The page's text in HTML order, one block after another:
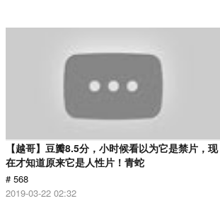
【越哥】豆瓣8.5分，小时候看以为它是禁片，现
在才知道原来它是人性片！青蛇
# 568
2019-03-22 02:32